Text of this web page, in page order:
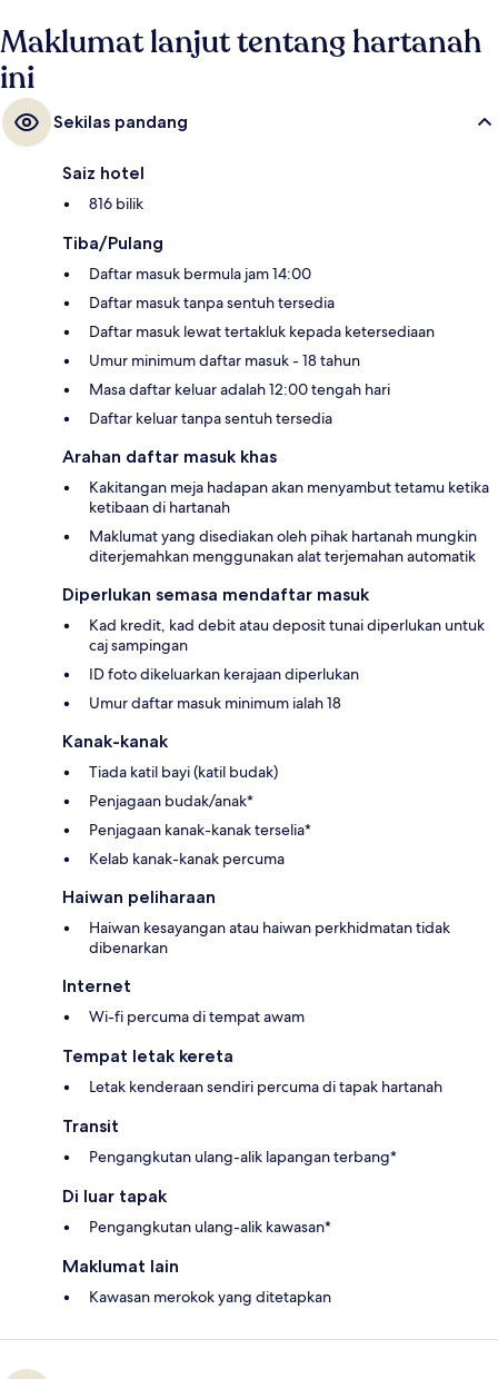
Maklumat lanjut tentang hartanah
ini
Sekilas pandang
Saiz hotel
816 bilik
Tiba/Pulang
Daftar masuk bermula jam 14:00
Daftar masuk tanpa sentuh tersedia
Daftar masuk lewat tertakluk kepada ketersediaan
Umur minimum daftar masuk - 18 tahun
Masa daftar keluar adalah 12:00 tengah hari
Daftar keluar tanpa sentuh tersedia
Arahan daftar masuk khas
Kakitangan meja hadapan akan menyambut tetamu ketika
ketibaan di hartanah
Maklumat yang disediakan oleh pihak hartanah mungkin
diterjemahkan menggunakan alat terjemahan automatik
Diperlukan semasa mendaftar masuk
Kad kredit, kad debit atau deposit tunai diperlukan untuk
caj sampingan
ID foto dikeluarkan kerajaan diperlukan
Umur daftar masuk minimum ialah 18
Kanak-kanak
Tiada katil bayi (katil budak)
Penjagaan budak/anak*
Penjagaan kanak-kanak terselia*
Kelab kanak-kanak percuma
Haiwan peliharaan
Haiwan kesayangan atau haiwan perkhidmatan tidak
dibenarkan
Internet
Wi-fi percuma di tempat awam
Tempat letak kereta
Letak kenderaan sendiri percuma di tapak hartanah
Transit
Pengangkutan ulang-alik lapangan terbang*
Di luar tapak
Pengangkutan ulang-alik kawasan*
Maklumat lain
Kawasan merokok yang ditetapkan